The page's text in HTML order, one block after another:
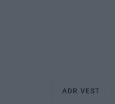
ADR VEST